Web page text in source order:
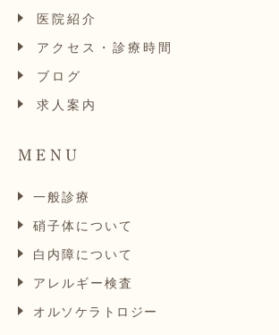
医院紹介
アクセス・診療時間
ブログ
求人案内
MENU
一般診療
硝子体について
白内障について
アレルギー検査
オルソケラトロジー